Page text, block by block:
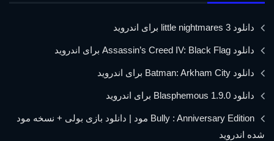
دانلود little nightmares 3 برای اندروید
دانلود Assassin’s Creed IV: Black Flag برای اندروید
دانلود Batman: Arkham City برای اندروید
دانلود Blasphemous 1.9.0 برای اندروید
Bully : Anniversary Edition مود | دانلود بازی بولی + نسخه مود
شده اندروید